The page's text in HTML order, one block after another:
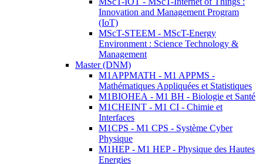
Innovation and Management Program
(IoT)
MScT-STEEM - MScT-Energy
Environment : Science Technology &
Management
Master (DNM)
M1APPMATH - M1 APPMS -
Mathématiques Appliquées et Statistiques
M1BIOHEA - M1 BH - Biologie et Santé
M1CHEINT - M1 CI - Chimie et
Interfaces
M1CPS - M1 CPS - Système Cyber
Physique
M1HEP - M1 HEP - Physique des Hautes
Energies